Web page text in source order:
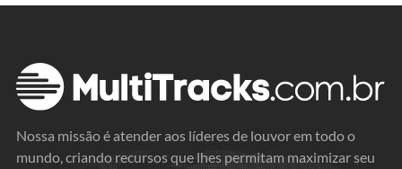
Nossa missão é atender aos líderes de louvor em todo o
mundo, criando recursos que lhes permitam maximizar seu